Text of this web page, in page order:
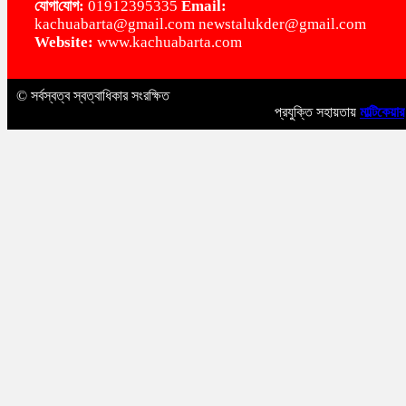
‌যোগা‌যোগ: 01912395335 Email:
kachuabarta@gmail.com newstalukder@gmail.com
Website: www.kachuabarta.com
© সর্বস্বত্ব স্বত্বাধিকার সংরক্ষিত
প্রযুক্তি সহায়তায় মাল্টিকেয়ার